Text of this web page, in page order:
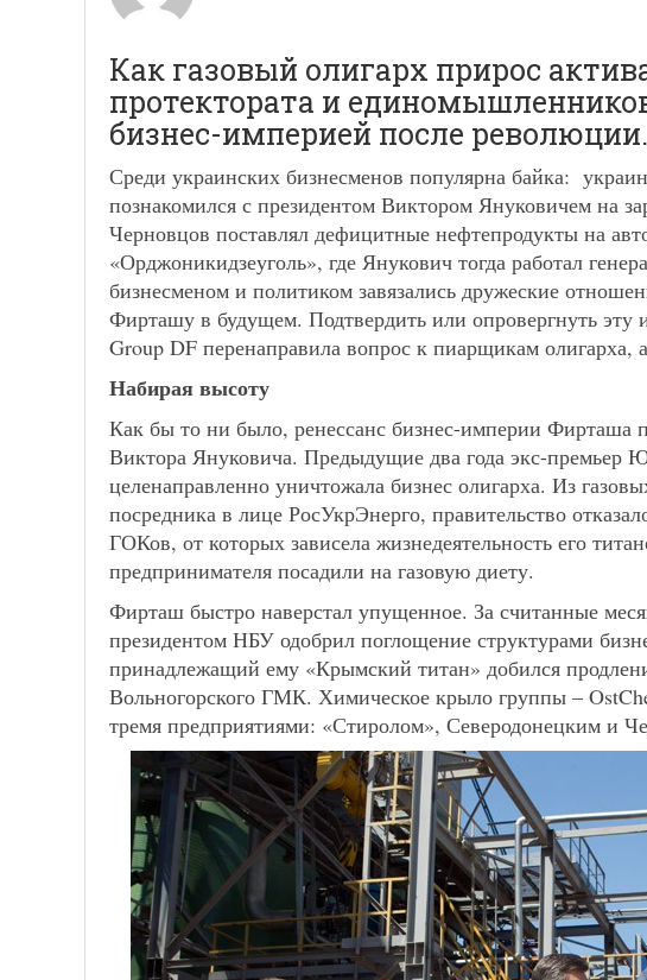
Как газовый олигарх прирос
протектората и
бизнес-империей после революции.
Среди украинских бизнесменов популярна байка:
познакомился с президентом Виктором Януковичем на
Черновцов поставлял дефицитные нефтепродукты на
«Орджоникидзеуголь», где Янукович тогда работал
бизнесменом и политиком завязались дружеские
Фирташу в будущем. Подтвердить или опровергнуть
Group DF перенаправила вопрос к пиарщикам олигарха,
Набирая высоту
Как бы то ни было, ренессанс бизнес-империи Фирташа
Виктора Януковича. Предыдущие два года экс-премьер
целенаправленно уничтожала бизнес олигарха. Из
посредника в лице РосУкрЭнерго, правительство
ГОКов, от которых зависела жизнедеятельность его
предпринимателя посадили на газовую диету.
Фирташ быстро наверстал упущенное. За считанные
президентом НБУ одобрил поглощение структурами
принадлежащий ему «Крымский титан» добился
Вольногорского ГМК. Химическое крыло группы –
тремя предприятиями: «Стиролом», Северодонецким и